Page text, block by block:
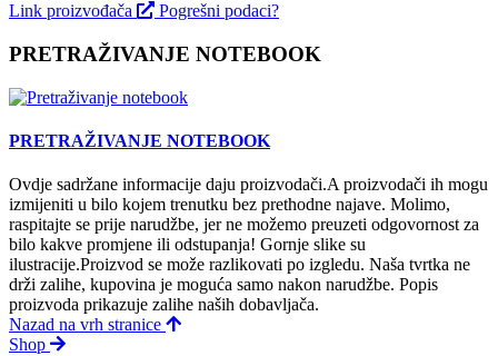
Link proizvođača Pogrešni podaci?
PRETRAŽIVANJE NOTEBOOK
PRETRAŽIVANJE NOTEBOOK
Ovdje sadržane informacije daju proizvodači.A proizvodači ih mogu
izmijeniti u bilo kojem trenutku bez prethodne najave. Molimo,
raspitajte se prije narudžbe, jer ne možemo preuzeti odgovornost za
bilo kakve promjene ili odstupanja! Gornje slike su
ilustracije.Proizvod se može razlikovati po izgledu. Naša tvrtka ne
drži zalihe, kupovina je moguća samo nakon narudžbe. Popis
proizvoda prikazuje zalihe naših dobavljača.
Nazad na vrh stranice
Shop